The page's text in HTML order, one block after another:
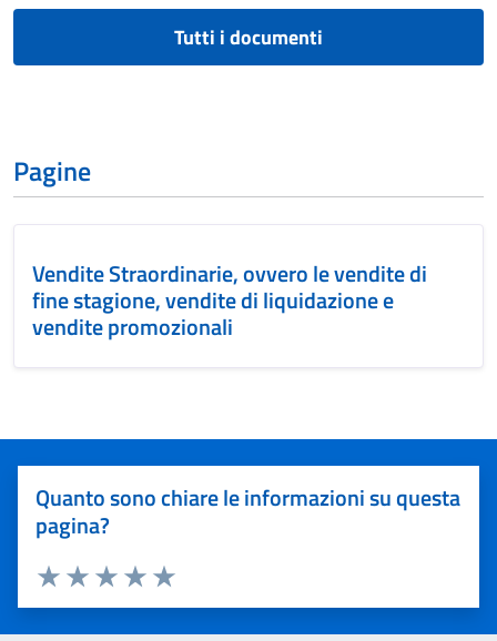
Tutti i documenti
Pagine
Vendite Straordinarie, ovvero le vendite di
fine stagione, vendite di liquidazione e
vendite promozionali
Quanto sono chiare le informazioni su questa
pagina?
Valuta 5 stelle su 5
Valuta 4 stelle su 5
Valuta 3 stelle su 5
Valuta 2 stelle su 5
Valuta 1 stelle su 5